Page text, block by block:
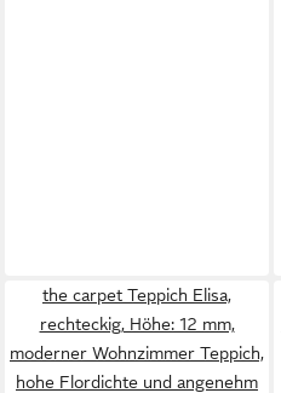
the carpet Teppich Elisa,
rechteckig, Höhe: 12 mm,
moderner Wohnzimmer Teppich,
hohe Flordichte und angenehm